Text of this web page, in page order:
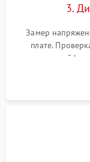
3.
Замер
плате.
плоских